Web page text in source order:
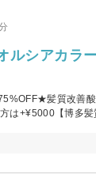
ルシアカラ
髪質改善酸
は+¥5000【博多髪